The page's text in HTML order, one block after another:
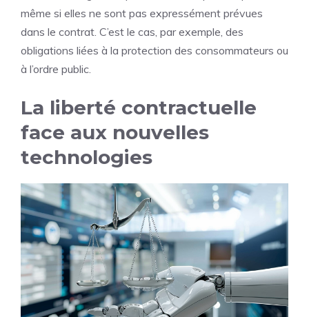
même si elles ne sont pas expressément prévues
dans le contrat. C’est le cas, par exemple, des
obligations liées à la protection des consommateurs ou
à l’ordre public.
La liberté contractuelle
face aux nouvelles
technologies